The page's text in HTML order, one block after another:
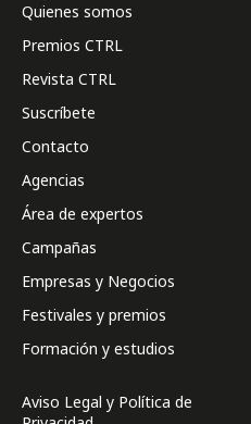
Quienes somos
Premios CTRL
Revista CTRL
Suscríbete
Contacto
Agencias
Área de expertos
Campañas
Empresas y Negocios
Festivales y premios
Formación y estudios
Aviso Legal y Política de